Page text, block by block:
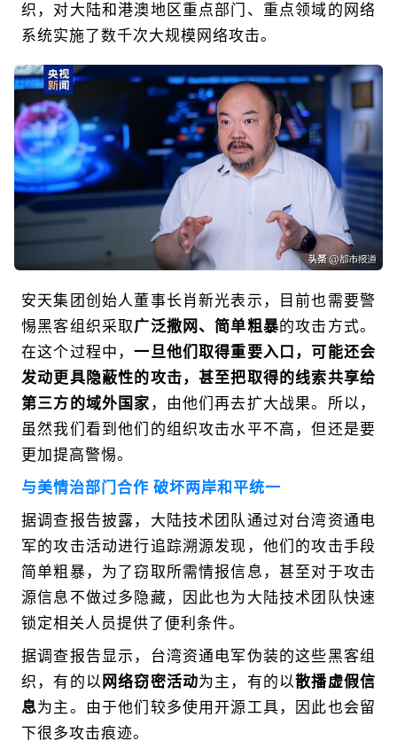
织，对大陆和港澳地区重点部门、重点领域的网络
系统实施了数千次大规模网络攻击。
安天集团创始人董事长肖新光表示，目前也需要警
惕黑客组织采取广泛撒网、简单粗暴的攻击方式。
在这个过程中，一旦他们取得重要入口，可能还会
发动更具隐蔽性的攻击，甚至把取得的线索共享给
第三方的域外国家 ，由他们再去扩大战果。所以，
虽然我们看到他们的组织攻击水平不高，但还是要
更加提高警惕。
与美情治部门合作 破坏两岸和平统一
据调查报告披露，大陆技术团队通过对台湾资通电
军的攻击活动进行追踪溯源发现，他们的攻击手段
简单粗暴，为了窃取所需情报信息，甚至对于攻击
源信息不做过多隐藏，因此也为大陆技术团队快速
锁定相关人员提供了便利条件。
据调查报告显示，台湾资通电军伪装的这些黑客组
织，有的以 网络窃密活动为主，有的以散播虚假信
息为主。由于他们较多使用开源工具，因此也会留
下很多攻击痕迹。